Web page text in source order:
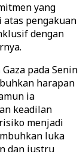
yang
atas pengakuan
dengan
pada Senin
harapan
ia
keadilan
menjadi
luka
dan justru